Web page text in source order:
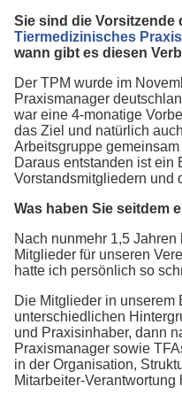
Sie sind die Vorsitzende
Tiermedizinisches
wann gibt es diesen
Der TPM wurde im
Praxismanager
war eine 4-monatige
das Ziel und natürlich
Arbeitsgruppe
Daraus entstanden ist ein
Vorstandsmitgliedern und
Was haben Sie seitdem
Nach nunmehr 1,5
Mitglieder für unseren
hatte ich persönlich so
Die Mitglieder in unserem
unterschiedlichen
und Praxisinhaber, dann
Praxismanager sowie
in der Organisation,
Mitarbeiter-Verantwortung